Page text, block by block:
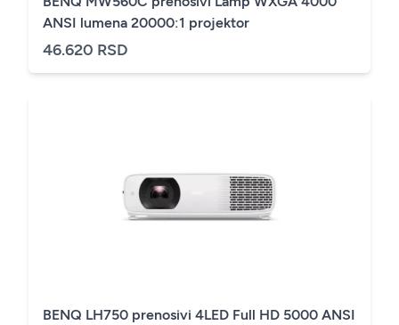
ANSI lumena 20000:1 projektor
46.620 RSD
BENQ LH750 prenosivi 4LED Full HD 5000 ANSI